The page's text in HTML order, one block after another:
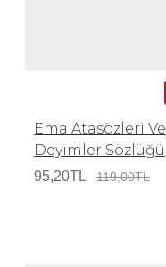
Ema Atasözleri Ve
Deyimler Sözlüğü
95,20TL 119,00TL